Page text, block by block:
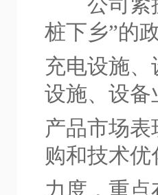
桩下乡”的
充电设施、
设施、设备
产品市场
购和技术
力度，重